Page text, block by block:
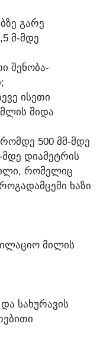
ᲒᲐᲠᲔ
Მ-ᲛᲓᲔ
ᲨᲔᲜᲝᲑᲐ-
ᲘᲡᲔᲗᲘ
ᲨᲘᲓᲐ
500 ᲛᲛ-ᲛᲓᲔ
ᲛᲓᲔ ᲓᲘᲐᲛᲔᲢᲠᲘᲡ
ᲠᲝᲛᲔᲚᲘᲪ
ᲮᲐᲖᲘ
ᲛᲘᲚᲘᲡ
ᲡᲐᲮᲣᲠᲐᲕᲘᲡ